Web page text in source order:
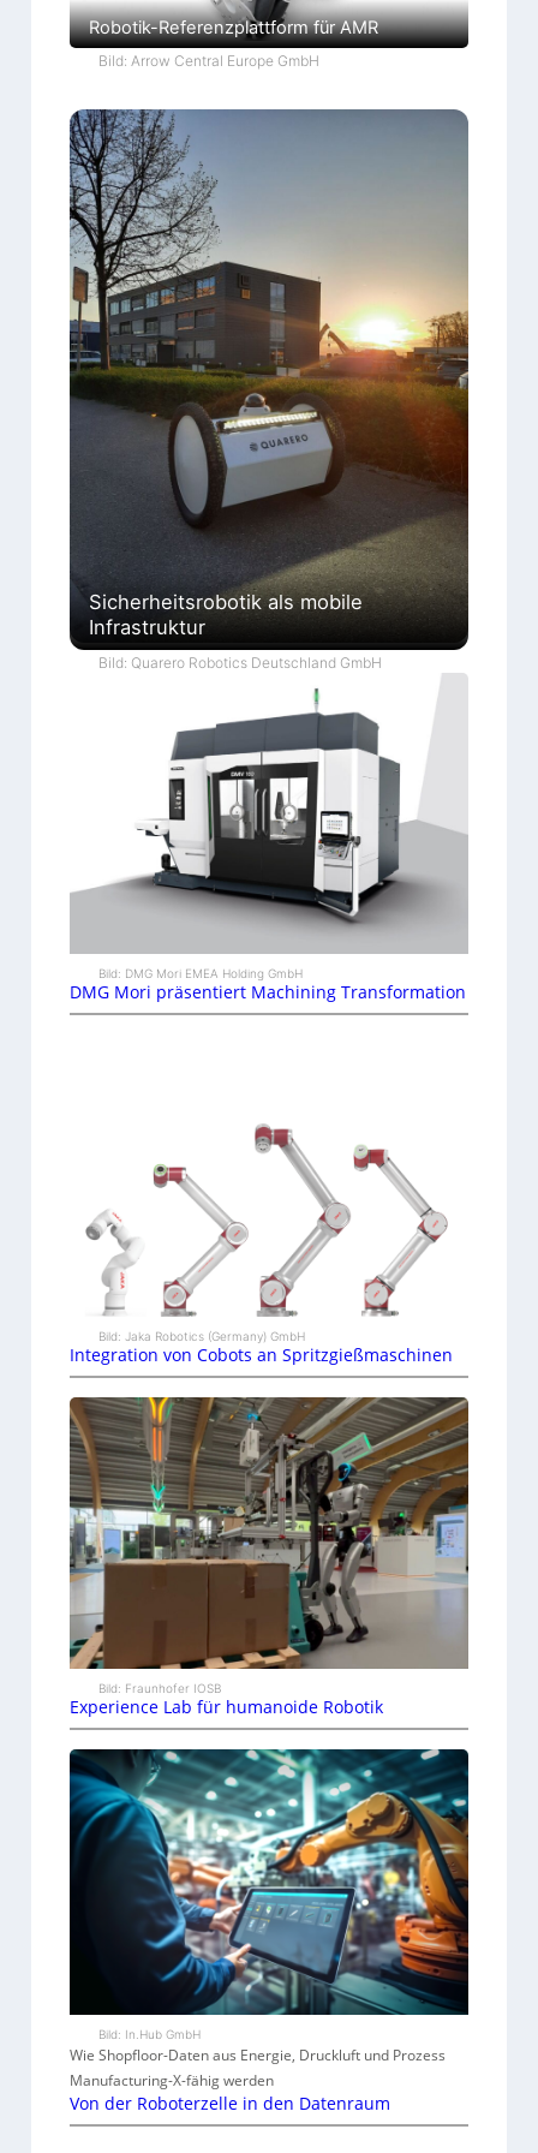
Robotik-Referenzplattform für AMR
Bild: Arrow Central Europe GmbH
Sicherheitsrobotik als mobile
Infrastruktur
Bild: Quarero Robotics Deutschland GmbH
Bild: DMG Mori EMEA Holding GmbH
DMG Mori präsentiert Machining Transformation
Bild: Jaka Robotics (Germany) GmbH
Integration von Cobots an Spritzgießmaschinen
Bild: Fraunhofer IOSB
Experience Lab für humanoide Robotik
Bild: In.Hub GmbH
Wie Shopfloor-Daten aus Energie, Druckluft und Prozess
Manufacturing-X-fähig werden
Von der Roboterzelle in den Datenraum